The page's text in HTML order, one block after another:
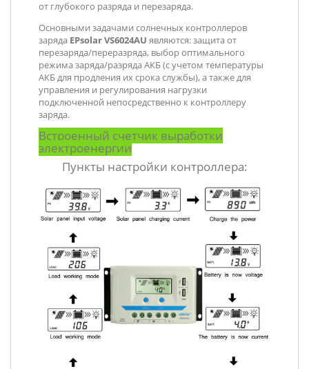
от глубокого разряда и перезаряда.
Основными задачами солнечных контроллеров
заряда EPsolar VS6024AU являются: защита от
перезаряда/переразряда, выбор оптимального
режима заряда/разряда АКБ (с учетом температуры
АКБ для продления их срока службы), а также для
управления и регулирования нагрузки
подключенной непосредственно к контроллеру
заряда.
Встроенный счетчик выработки
электроенергии
Пункты настройки контроллера: